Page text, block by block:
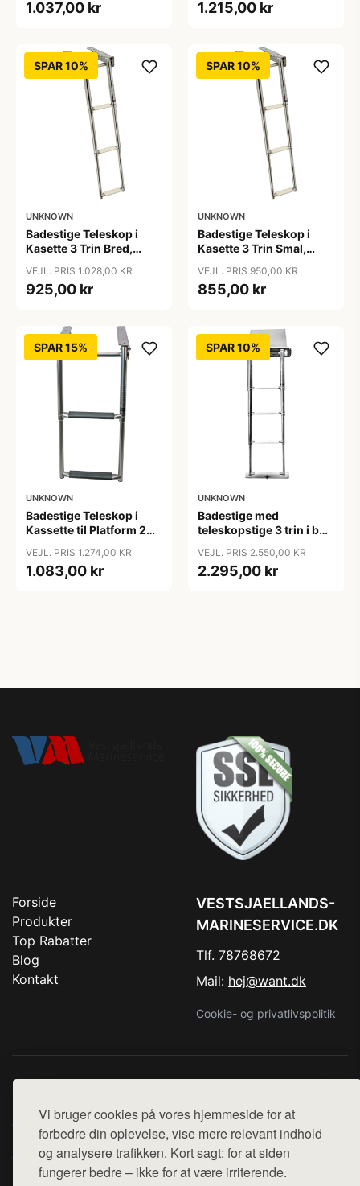
Vi bruger cookies på vores hjemmeside for at
forbedre din oplevelse, vise mere relevant indhold
og analysere trafikken. Kort sagt: for at siden
fungerer bedre – ikke for at være irriterende.
1.037,00 kr 1.215,00 kr
SPAR 10%
UNKNOWN
Badestige Teleskop i
Kasette 3 Trin Bred,
254x870/580/310mm
VEJL. PRIS 1.028,00 KR
925,00 kr
SPAR 10%
UNKNOWN
Badestige Teleskop i
Kasette 3 Trin Smal,
200x860/580/310mm
VEJL. PRIS 950,00 KR
855,00 kr
SPAR 15%
UNKNOWN
Badestige Teleskop i
Kassette til Platform 2
VEJL. PRIS 1.274,00 KR
1.083,00 kr
SPAR 10%
UNKNOWN
Badestige med
teleskopstige 3 trin i box
VEJL. PRIS 2.550,00 KR
2.295,00 kr
Forside
Produkter
Top Rabatter
Blog
Kontakt
VESTSJAELLANDS-
MARINESERVICE.DK
Tlf. 78768672
Mail: hej@want.dk
Cookie- og privatlivspolitik
hjemmesider med præsentation af forskellige produkter fra
diverse webshops. Der sælges ikke varer fra denne side - vi
henviser til de shops, som sælger varen. Vi har heller ikke
varerne på lager.